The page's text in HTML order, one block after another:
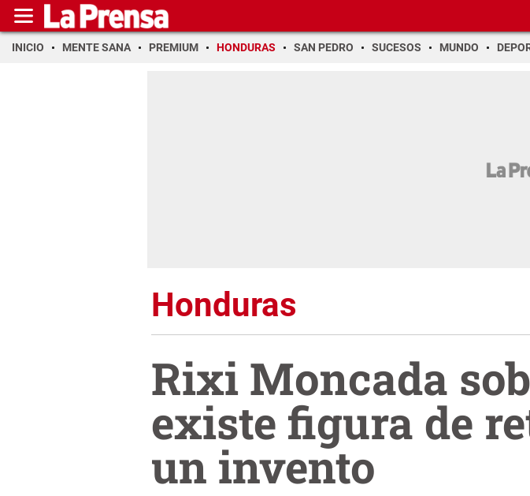
INICIO MENTE SANA PREMIUM HONDURAS SAN PEDRO SUCESOS MUNDO
Honduras
Rixi Moncada
existe figura de
un invento